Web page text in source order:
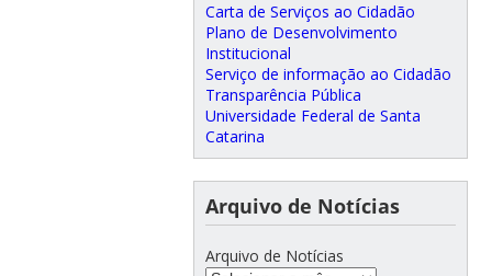
Carta de Serviços ao Cidadão
Plano de Desenvolvimento
Institucional
Serviço de informação ao Cidadão
Transparência Pública
Universidade Federal de Santa
Catarina
Arquivo de Notícias
Arquivo de Notícias